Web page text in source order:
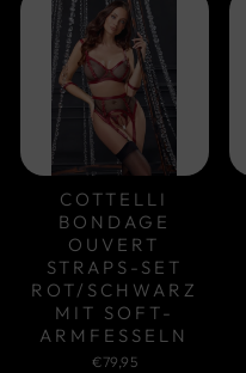
COTTELLI
BONDAGE
OUVERT
STRAPS-SET
ROT/SCHWARZ
MIT SOFT-
ARMFESSELN
€79,95